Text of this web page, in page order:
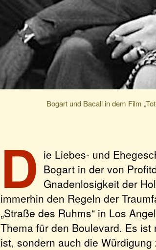
Bogart und Bacall in dem Film
D ie Liebes- und
Bogart in der von
Gnadenlosigkeit der
immerhin den Regeln der
„Straße des Ruhms“ in Los
Thema für den Boulevard. Es
ist, sondern auch die